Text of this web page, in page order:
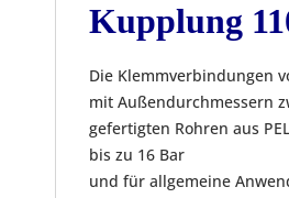
Kupplung
Die Klemmverbindungen
mit Außendurchmessern
gefertigten Rohren aus
bis zu 16 Bar
und für allgemeine